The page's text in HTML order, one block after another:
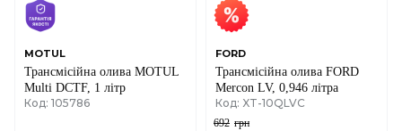
SKODA
SMART
SSANGYONG
MOTUL
Трансмісійна олива MOTUL
Multi DCTF, 1 літр
Код: 105786
FORD
Трансмісійна олива FORD
Mercon LV, 0,946 літра
Код: XT-10QLVC
692 грн